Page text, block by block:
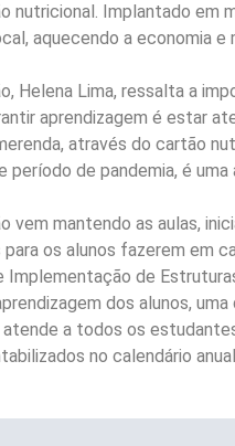
nutricional. Implantado em
aquecendo a economia e
Helena Lima, ressalta a
aprendizagem é estar
através do cartão
período de pandemia, é
vem mantendo as aulas,
os alunos fazerem em
de
dos alunos,
atende a todos os
no calendário